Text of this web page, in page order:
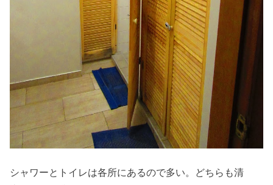
シャワーとトイレは各所にあるので多い。どちらも清